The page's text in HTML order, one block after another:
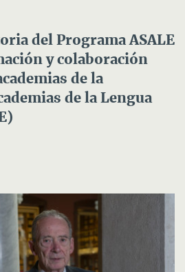
del Programa ASALE
y colaboración
de la
de la Lengua